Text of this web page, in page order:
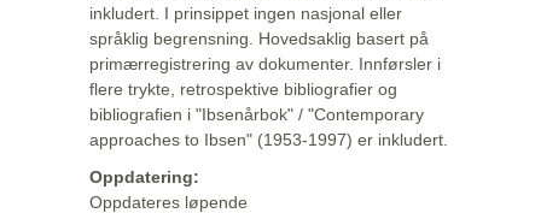
inkludert. I prinsippet ingen nasjonal eller
språklig begrensning. Hovedsaklig basert på
primærregistrering av dokumenter. Innførsler i
flere trykte, retrospektive bibliografier og
bibliografien i "Ibsenårbok" / "Contemporary
approaches to Ibsen" (1953-1997) er inkludert.
Oppdatering:
Oppdateres løpende